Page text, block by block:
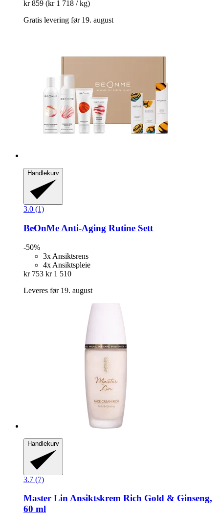
kr 859 (kr 1 718 / kg)
Gratis levering før 19. august
Handlekurv
3.0 (1)
BeOnMe Anti-​Aging Rutine Sett
-50%
3x Ansiktsrens
4x Ansiktspleie
kr 753 kr 1 510
Leveres før 19. august
Handlekurv
3.7 (7)
Master LinAnsiktskrem Rich Gold & Ginseng,
60 ml